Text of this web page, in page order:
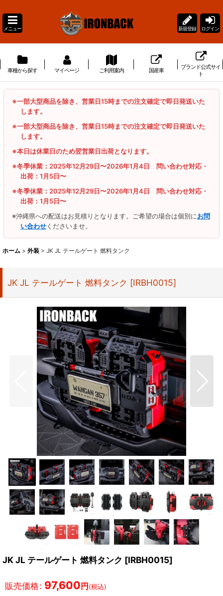
メニュー 新規登録 ログイン
車種から探す マイページ ご利用案内 国産車
ブランド公式サイ
ト
※一部大型商品を除き、営業日15時までの注文確定で即日発送いた
します。
※一部大型商品を除き、営業日15時までの注文確定で即日発送いた
します。
※本日は休業日のため翌営業日出荷となります。
※冬季休業：2025年12月29日〜2026年1月4日 問い合わせ対応・
出荷：1月5日〜
※冬季休業：2025年12月29日〜2026年1月4日 問い合わせ対応・
出荷：1月5日〜
※沖縄県への配送はお見積りとなります。ご希望の場合は個別にお問
い合わせくださいませ。
ホーム > 外装 > JK JL テールゲート 燃料タンク
JK JL テールゲート 燃料タンク [IRBH0015]
JK JL テールゲート 燃料タンク [IRBH0015]
販売価格: 97,600円(税込)